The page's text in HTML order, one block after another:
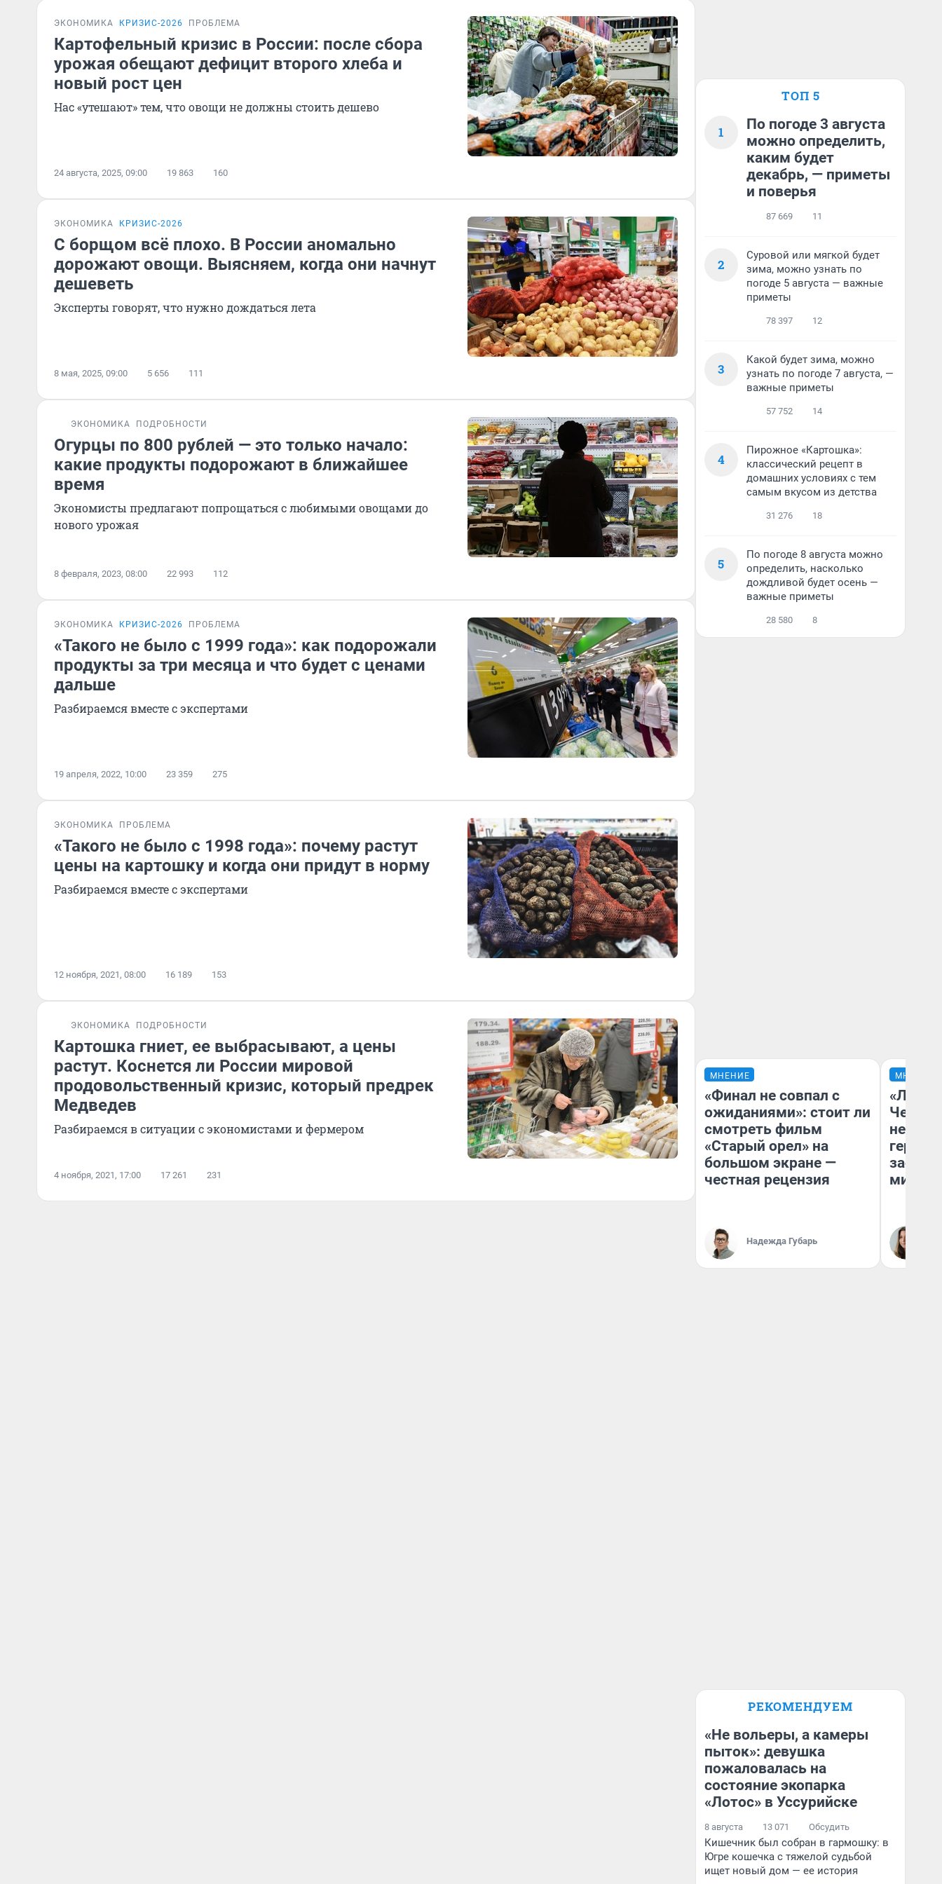
ЭКОНОМИКА КРИЗИС-2026 ПРОБЛЕМА
Картофельный кризис в России: после сбора
урожая обещают дефицит второго хлеба и
новый рост цен
Нас «утешают» тем, что овощи не должны стоить дешево
24 августа, 2025, 09:00 19 863 160
ЭКОНОМИКА КРИЗИС-2026
С борщом всё плохо. В России аномально
дорожают овощи. Выясняем, когда они начнут
дешеветь
Эксперты говорят, что нужно дождаться лета
8 мая, 2025, 09:00 5 656 111
ЭКОНОМИКА ПОДРОБНОСТИ
Огурцы по 800 рублей — это только начало:
какие продукты подорожают в ближайшее
время
Экономисты предлагают попрощаться с любимыми овощами до
нового урожая
8 февраля, 2023, 08:00 22 993 112
ЭКОНОМИКА КРИЗИС-2026 ПРОБЛЕМА
«Такого не было с 1999 года»: как подорожали
продукты за три месяца и что будет с ценами
дальше
Разбираемся вместе с экспертами
19 апреля, 2022, 10:00 23 359 275
ЭКОНОМИКА ПРОБЛЕМА
«Такого не было с 1998 года»: почему растут
цены на картошку и когда они придут в норму
Разбираемся вместе с экспертами
12 ноября, 2021, 08:00 16 189 153
ЭКОНОМИКА ПОДРОБНОСТИ
Картошка гниет, ее выбрасывают, а цены
растут. Коснется ли России мировой
продовольственный кризис, который предрек
Медведев
Разбираемся в ситуации с экономистами и фермером
4 ноября, 2021, 17:00 17 261 231
ТОП 5
1
По погоде 3 августа
можно определить,
каким будет
декабрь, — приметы
и поверья
87 669 11
2
Суровой или мягкой будет
зима, можно узнать по
погоде 5 августа — важные
приметы
78 397 12
3
Какой будет зима, можно
узнать по погоде 7 августа, —
важные приметы
57 752 14
4
Пирожное «Картошка»:
классический рецепт в
домашних условиях с тем
самым вкусом из детства
31 276 18
5
По погоде 8 августа можно
определить, насколько
дождливой будет осень —
важные приметы
28 580 8
МНЕНИЕ
«Финал не совпал с
ожиданиями»: стоит ли
смотреть фильм
«Старый орел» на
большом экране —
честная рецензия
Надежда Губарь
МНЕНИЕ
«Люди
Чем
герои
РЕКОМЕНДУЕМ
«Не вольеры, а камеры
пыток»: девушка
пожаловалась на
состояние экопарка
«Лотос» в Уссурийске
8 августа 13 071 Обсудить
Кишечник был собран в гармошку: в
Югре кошечка с тяжелой судьбой
ищет новый дом — ее история